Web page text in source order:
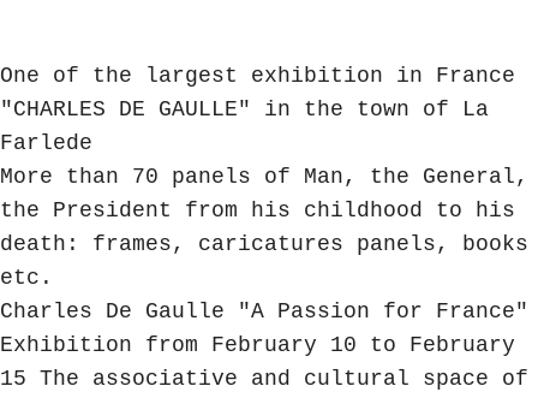
One of the largest exhibition in France
"CHARLES DE GAULLE" in the town of La
Farlede
More than 70 panels of Man, the General,
the President from his childhood to his
death: frames, caricatures panels, books
Charles De Gaulle "A Passion for France"
Exhibition from February 10 to February
15 The associative and cultural space of